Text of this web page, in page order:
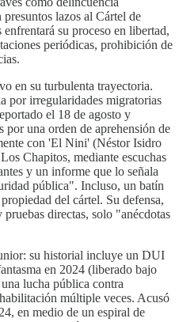
lazos al Cártel de
su proceso en libertad,
periódicas, prohibición de
en su turbulenta trayectoria.
por irregularidades migratorias
el 18 de agosto y
por una orden de aprehensión de
con 'El Nini' (Néstor Isidro
Chapitos, mediante escuchas
y un informe que lo señala
pública". Incluso, un batín
del cártel. Su defensa,
directas, solo "anécdotas
su historial incluye un DUI
en 2024 (liberado bajo
lucha pública contra
múltiple veces. Acusó
en medio de un espiral de